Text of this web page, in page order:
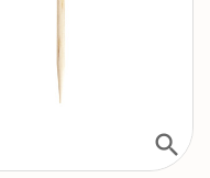
search